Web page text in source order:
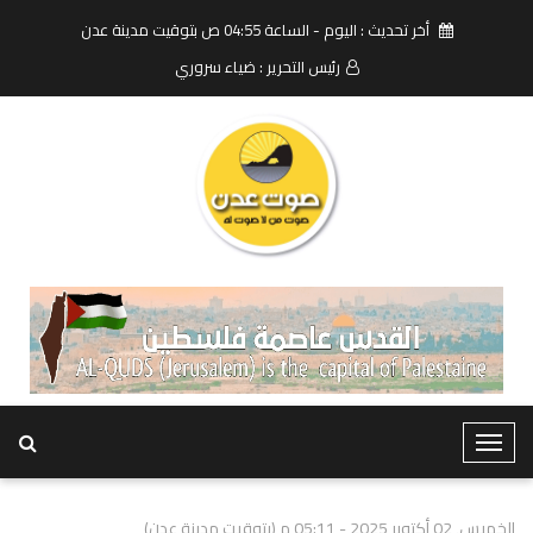
أخر تحديث : اليوم - الساعة 04:55 ص بتوقيت مدينة عدن
رئيس التحرير : ضياء سروري
T
o